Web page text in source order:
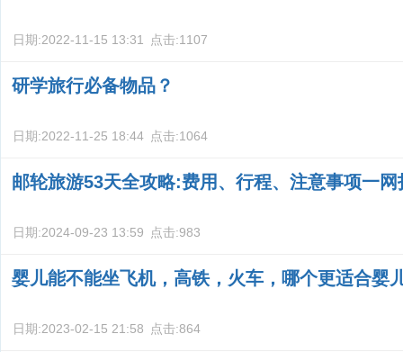
日期:2022-11-15 13:31 点击:1107
研学旅行必备物品？
日期:2022-11-25 18:44 点击:1064
邮轮旅游53天全攻略:费用、行程、注意事项一网
日期:2024-09-23 13:59 点击:983
婴儿能不能坐飞机，高铁，火车，哪个更适合婴
日期:2023-02-15 21:58 点击:864